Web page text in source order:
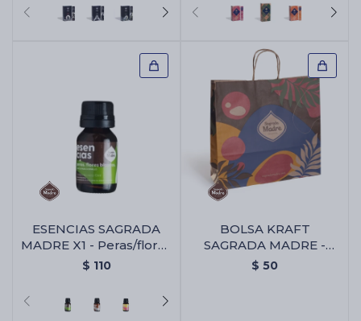
ESENCIAS SAGRADA
MADRE X1 - Peras/flores
Blancas
$ 110
BOLSA KRAFT
SAGRADA MADRE -
Bolsa Kraft Sagrada
$ 50